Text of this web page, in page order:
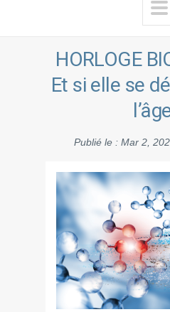
HORLOGE
Et si elle se
Publié le : Mar 2,